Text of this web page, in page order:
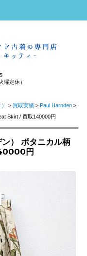
曜定休）
> 買取実績 > Paul Harnden >
Skirt / 買取140000円
） ボタニカル柄
円